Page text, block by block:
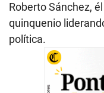
Roberto Sánchez,
quinquenio
política.